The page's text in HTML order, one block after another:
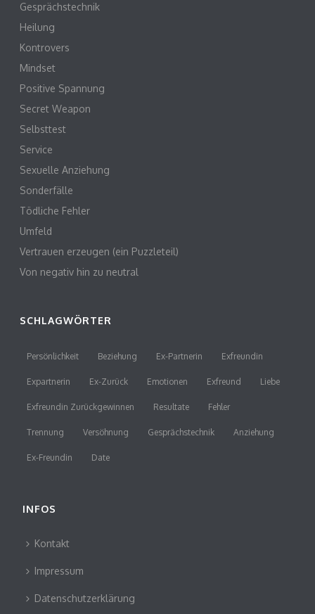
Gesprächstechnik
Heilung
Kontrovers
Mindset
Positive Spannung
Secret Weapon
Selbsttest
Service
Sexuelle Anziehung
Sonderfälle
Tödliche Fehler
Umfeld
Vertrauen erzeugen (ein Puzzleteil)
Von negativ hin zu neutral
SCHLAGWÖRTER
Persönlichkeit Beziehung Ex-Partnerin Exfreundin
Expartnerin Ex-Zurück Emotionen Exfreund Liebe
Exfreundin Zurückgewinnen Resultate Fehler
Trennung Versöhnung Gesprächstechnik Anziehung
Ex-Freundin Date
INFOS
Kontakt
Impressum
Datenschutzerklärung